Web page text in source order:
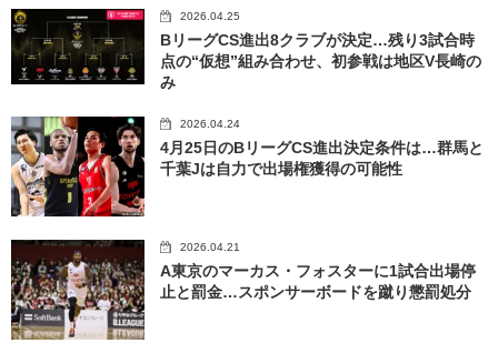
2026.04.25
BリーグCS進出8クラブが決定…残り3試合時
点の“仮想”組み合わせ、初参戦は地区V長崎の
み
2026.04.24
4月25日のBリーグCS進出決定条件は…群馬と
千葉Jは自力で出場権獲得の可能性
2026.04.21
A東京のマーカス・フォスターに1試合出場停
止と罰金…スポンサーボードを蹴り懲罰処分